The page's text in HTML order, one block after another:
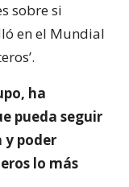
sobre si
en el Mundial
ha
pueda seguir
y poder
lo más